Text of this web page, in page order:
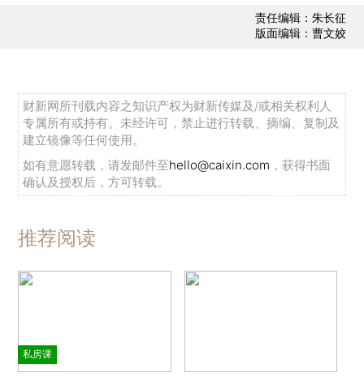
责任编辑：朱长征
版面编辑：曹文姣
财新网所刊载内容之知识产权为财新传媒及/或相关权利人
专属所有或持有。未经许可，禁止进行转载、摘编、复制及
建立镜像等任何使用。
如有意愿转载，请发邮件至hello@caixin.com ，获得书面
确认及授权后，方可转载。
推荐阅读
私房课